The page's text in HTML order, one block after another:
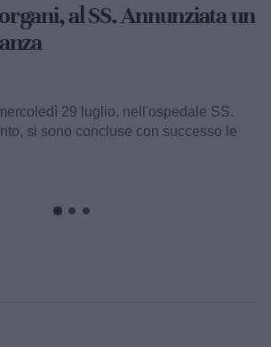
Massafra si coltiva
CSR
del Consorzio Global Fresh
640+400 della Strada Statale 7 Appia,